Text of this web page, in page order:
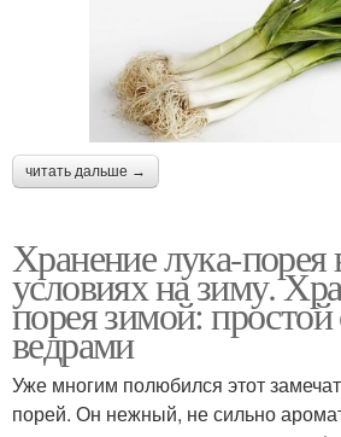
читать дальше →
Хранение лука-
условиях на зиму.
порея зимой: простой
ведрами
Уже многим полюбился этот
порей. Он нежный, не сильно